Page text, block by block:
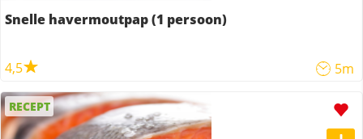
Snelle havermoutpap (1 persoon)
4,5 5m
RECEPT